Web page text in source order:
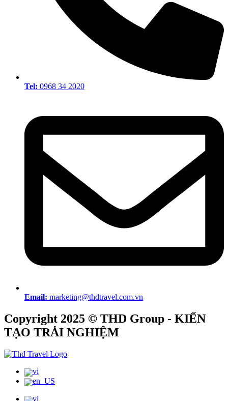
Tel: 0968 34 2020
Email: marketing@thdtravel.com.vn
Copyright 2025 © THD Group - KIẾN
TẠO TRẢI NGHIỆM